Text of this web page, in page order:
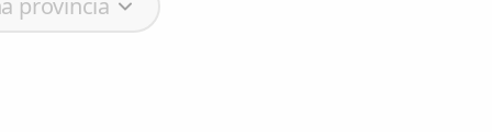
provincia